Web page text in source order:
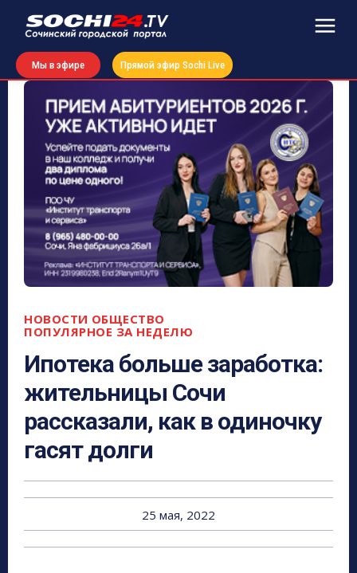
Мы в эфире Прямой эфир Sochi Live
НОВОСТИ ОБЩЕСТВО
ПОПУЛЯРНОЕ ЗА НЕДЕЛЮ
Ипотека больше заработка:
жительницы Сочи
рассказали, как в одиночку
гасят долги
25 мая, 2022